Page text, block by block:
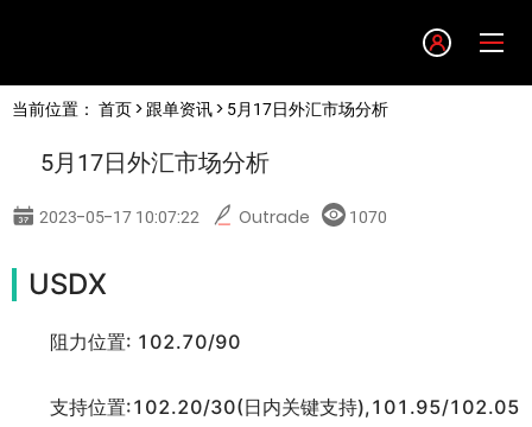
English
한글
日本語
当前位置： 首页> 跟单资讯> 5月17日外汇市场分析
5月17日外汇市场分析
2023-05-17 10:07:22 Outrade 1070
USDX
阻力位置: 102.70/90
支持位置:102.20/30(日内关键支持),101.95/102.05